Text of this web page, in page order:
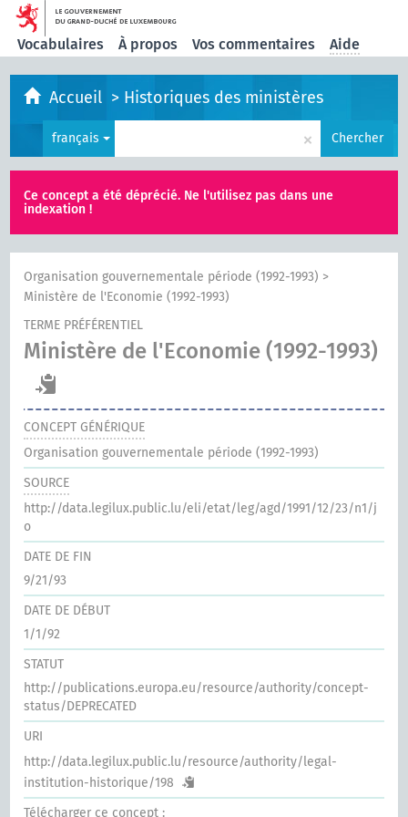
Vocabulaires À propos Vos commentaires Aide
Accueil > Historiques des ministères
français × Chercher
Ce concept a été déprécié. Ne l'utilisez pas dans une
indexation !
Organisation gouvernementale période (1992-1993) >
Ministère de l'Economie (1992-1993)
TERME PRÉFÉRENTIEL
Ministère de l'Economie (1992-1993)
CONCEPT GÉNÉRIQUE
Organisation gouvernementale période (1992-1993)
SOURCE
http://data.legilux.public.lu/eli/etat/leg/agd/1991/12/23/n1/j
o
DATE DE FIN
9/21/93
DATE DE DÉBUT
1/1/92
STATUT
http://publications.europa.eu/resource/authority/concept-
status/DEPRECATED
URI
http://data.legilux.public.lu/resource/authority/legal-
institution-historique/198
Télécharger ce concept :